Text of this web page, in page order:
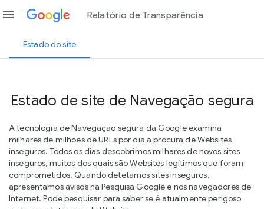
menu Relatório de Transparência
Estado do site
Estado de site de Navegação segura
A tecnologia de Navegação segura da Google examina
milhares de milhões de URLs por dia à procura de Websites
inseguros. Todos os dias descobrimos milhares de novos sites
inseguros, muitos dos quais são Websites legítimos que foram
comprometidos. Quando detetamos sites inseguros,
apresentamos avisos na Pesquisa Google e nos navegadores de
Internet. Pode pesquisar para saber se é atualmente perigoso